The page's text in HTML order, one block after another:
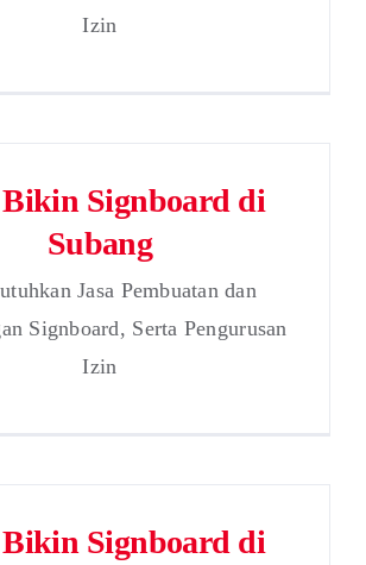
Izin
Bikin Signboard di
Subang
Jasa Pembuatan dan
Signboard, Serta Pengurusan
Izin
Bikin Signboard di